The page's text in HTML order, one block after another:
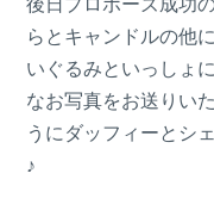
らとキャンドルの他
いぐるみといっしょ
なお写真をお送りい
うにダッフィーとシ
♪